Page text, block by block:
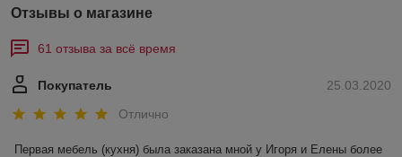
Отзывы о магазине
61 отзыва за всё время
25.03.2020
Покупатель
Отлично
Первая мебель (кухня) была заказана мной у Игоря и Елены более